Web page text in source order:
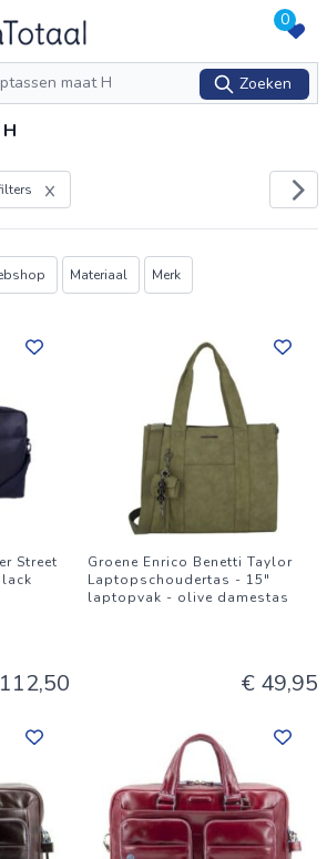
0
Zoeken
Materiaal Merk
Street
Groene Enrico Benetti Taylor
Laptopschoudertas - 15"
laptopvak - olive damestas
€ 49,95